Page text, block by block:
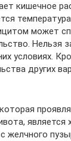
кишечное
может
Нельзя
условиях.
других
является
желчного